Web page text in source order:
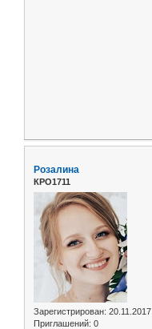
Розалина
КРО1711
Зарегистрирован: 20.11.2017
Приглашений: 0